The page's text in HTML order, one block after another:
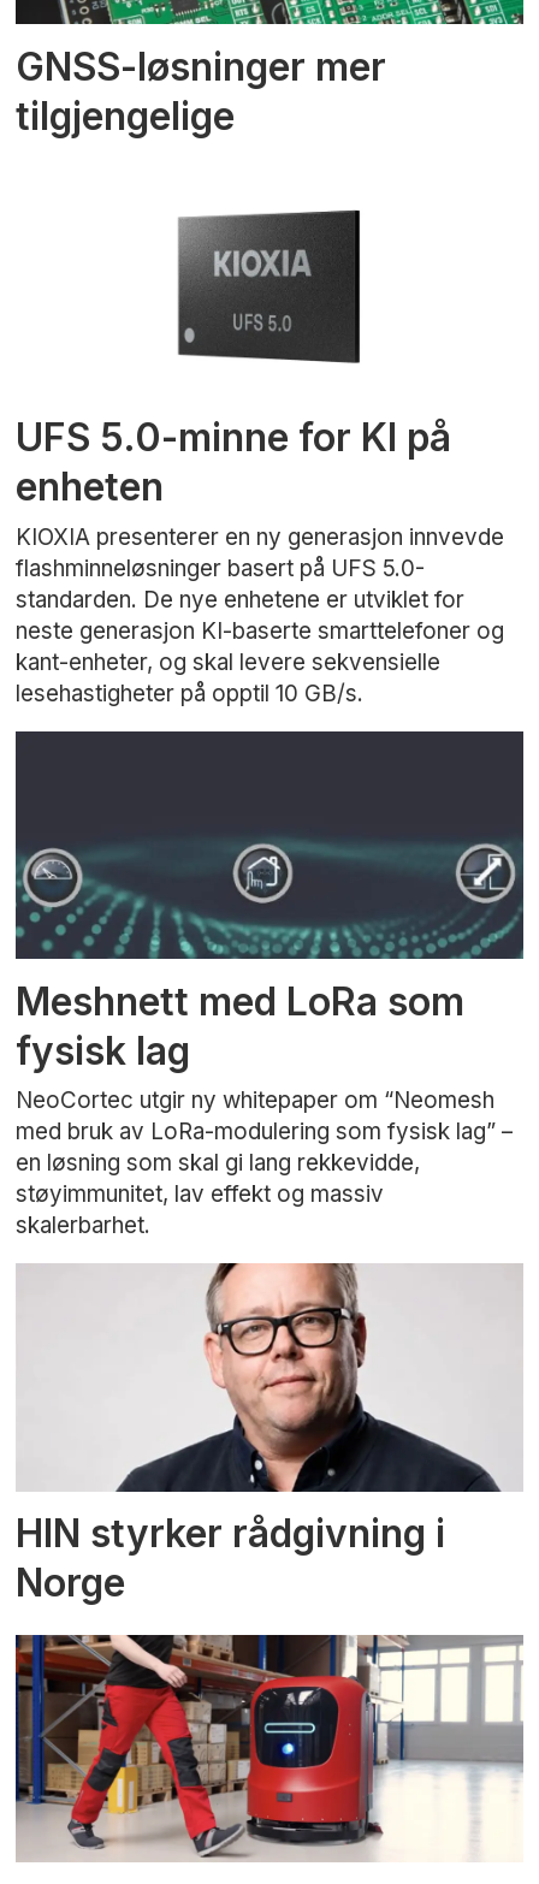
GNSS-løsninger mer
tilgjengelige
UFS 5.0-minne for KI på
enheten
KIOXIA presenterer en ny generasjon innvevde
flashminneløsninger basert på UFS 5.0-
standarden. De nye enhetene er utviklet for
neste generasjon KI-baserte smarttelefoner og
kant-enheter, og skal levere sekvensielle
lesehastigheter på opptil 10 GB/s.
Meshnett med LoRa som
fysisk lag
NeoCortec utgir ny whitepaper om “Neomesh
med bruk av LoRa-modulering som fysisk lag” –
en løsning som skal gi lang rekkevidde,
støyimmunitet, lav effekt og massiv
skalerbarhet.
HIN styrker rådgivning i
Norge